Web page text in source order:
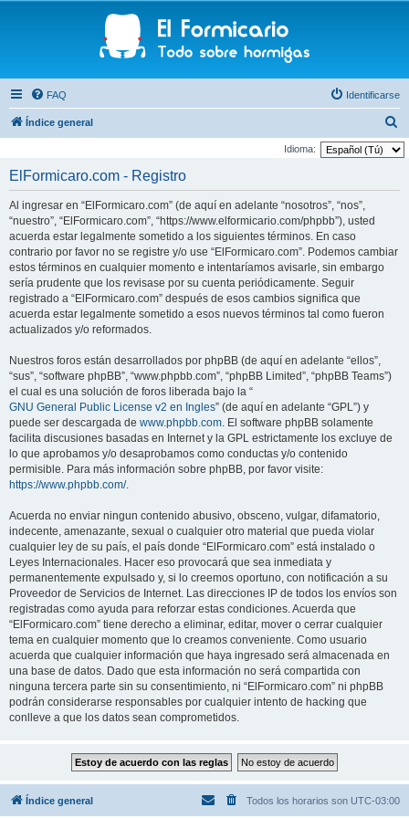
FAQ Identificarse
Índice general
u
Idioma:
ElFormicaro.com - Registro
Al ingresar en “ElFormicaro.com” (de aquí en adelante “nosotros”, “nos”,
“nuestro”, “ElFormicaro.com”, “https://www.elformicario.com/phpbb”), usted
acuerda estar legalmente sometido a los siguientes términos. En caso
contrario por favor no se registre y/o use “ElFormicaro.com”. Podemos cambiar
estos términos en cualquier momento e intentaríamos avisarle, sin embargo
sería prudente que los revisase por su cuenta periódicamente. Seguir
registrado a “ElFormicaro.com” después de esos cambios significa que
acuerda estar legalmente sometido a esos nuevos términos tal como fueron
actualizados y/o reformados.
Nuestros foros están desarrollados por phpBB (de aquí en adelante “ellos”,
“sus”, “software phpBB”, “www.phpbb.com”, “phpBB Limited”, “phpBB Teams”)
el cual es una solución de foros liberada bajo la “
GNU General Public License v2 en Ingles” (de aquí en adelante “GPL”) y
puede ser descargada de www.phpbb.com. El software phpBB solamente
facilita discusiones basadas en Internet y la GPL estrictamente los excluye de
lo que aprobamos y/o desaprobamos como conductas y/o contenido
permisible. Para más información sobre phpBB, por favor visite:
https://www.phpbb.com/.
Acuerda no enviar ningun contenido abusivo, obsceno, vulgar, difamatorio,
indecente, amenazante, sexual o cualquier otro material que pueda violar
cualquier ley de su país, el país donde “ElFormicaro.com” está instalado o
Leyes Internacionales. Hacer eso provocará que sea inmediata y
permanentemente expulsado y, si lo creemos oportuno, con notificación a su
Proveedor de Servicios de Internet. Las direcciones IP de todos los envíos son
registradas como ayuda para reforzar estas condiciones. Acuerda que
“ElFormicaro.com” tiene derecho a eliminar, editar, mover o cerrar cualquier
tema en cualquier momento que lo creamos conveniente. Como usuario
acuerda que cualquier información que haya ingresado será almacenada en
una base de datos. Dado que esta información no será compartida con
ninguna tercera parte sin su consentimiento, ni “ElFormicaro.com” ni phpBB
podrán considerarse responsables por cualquier intento de hacking que
conlleve a que los datos sean comprometidos.
Índice general Todos los horarios son UTC-03:00